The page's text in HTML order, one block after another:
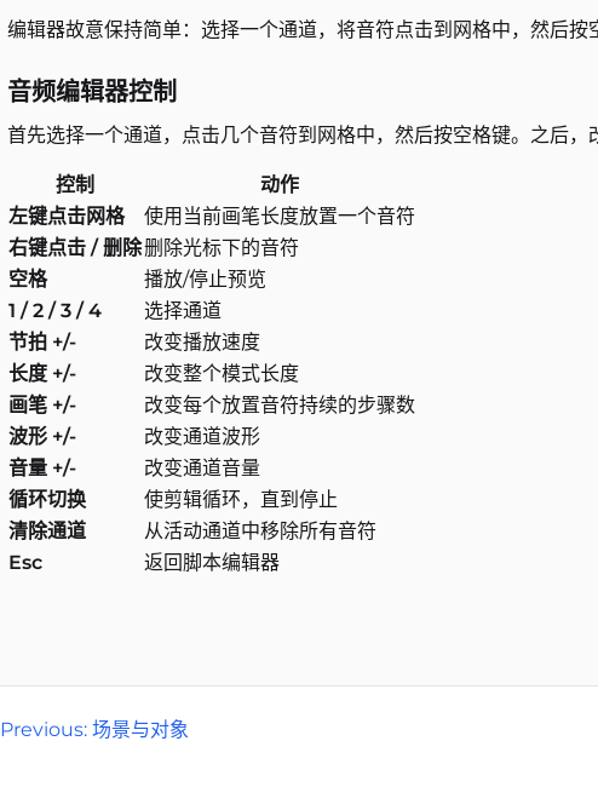
编辑器故意保持简单：选择一个通道，将音符点击到网格中，然后按
音频编辑器控制
首先选择一个通道，点击几个音符到网格中，然后按空格键。之后
控制
动作
左键点击网格
使用当前画笔长度放置一个音符
右键点击 / 删除删除光标下的音符
空格
播放/停止预览
1 / 2 / 3 / 4
选择通道
节拍 +/-
改变播放速度
长度 +/-
改变整个模式长度
画笔 +/-
改变每个放置音符持续的步骤数
波形 +/-
改变通道波形
音量 +/-
改变通道音量
循环切换
使剪辑循环，直到停止
清除通道
从活动通道中移除所有音符
Esc
返回脚本编辑器
Previous: 场景与对象